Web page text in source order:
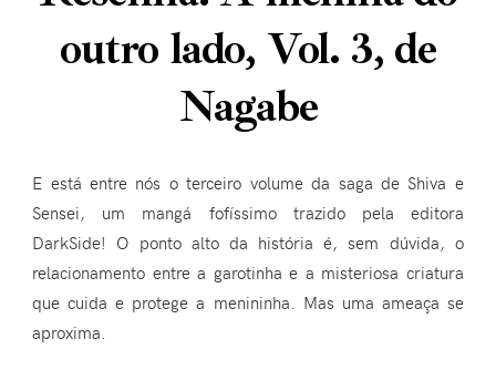
outro lado, Vol. 3, de
Nagabe
E está entre nós o terceiro volume da saga de Shiva e
Sensei, um mangá fofíssimo trazido pela editora
DarkSide! O ponto alto da história é, sem dúvida, o
relacionamento entre a garotinha e a misteriosa criatura
que cuida e protege a menininha. Mas uma ameaça se
aproxima.